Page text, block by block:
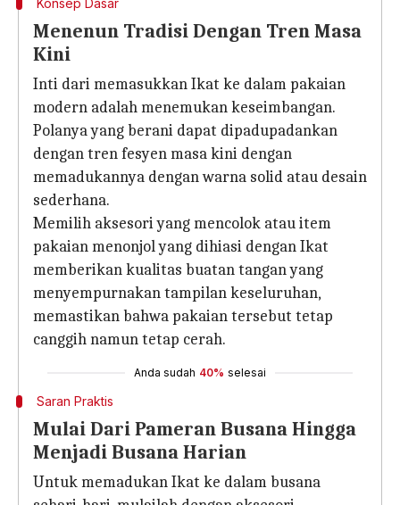
Konsep Dasar
Menenun Tradisi Dengan Tren Masa
Kini
Inti dari memasukkan Ikat ke dalam pakaian
modern adalah menemukan keseimbangan.
Polanya yang berani dapat dipadupadankan
dengan tren fesyen masa kini dengan
memadukannya dengan warna solid atau desain
sederhana.
Memilih aksesori yang mencolok atau item
pakaian menonjol yang dihiasi dengan Ikat
memberikan kualitas buatan tangan yang
menyempurnakan tampilan keseluruhan,
memastikan bahwa pakaian tersebut tetap
canggih namun tetap cerah.
Anda sudah 40% selesai
Saran Praktis
Mulai Dari Pameran Busana Hingga
Menjadi Busana Harian
Untuk memadukan Ikat ke dalam busana